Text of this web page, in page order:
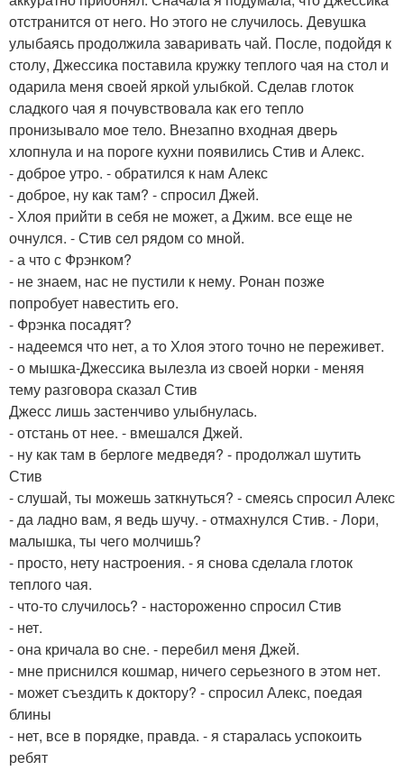
отстранится от него. Но этого не случилось. Девушка
улыбаясь продолжила заваривать чай. После, подойдя к
столу, Джессика поставила кружку теплого чая на стол и
одарила меня своей яркой улыбкой. Сделав глоток
сладкого чая я почувствовала как его тепло
пронизывало мое тело. Внезапно входная дверь
хлопнула и на пороге кухни появились Стив и Алекс.
- доброе утро. - обратился к нам Алекс
- доброе, ну как там? - спросил Джей.
- Хлоя прийти в себя не может, а Джим. все еще не
очнулся. - Стив сел рядом со мной.
- а что с Фрэнком?
- не знаем, нас не пустили к нему. Ронан позже
попробует навестить его.
- Фрэнка посадят?
- надеемся что нет, а то Хлоя этого точно не переживет.
- о мышка-Джессика вылезла из своей норки - меняя
тему разговора сказал Стив
Джесс лишь застенчиво улыбнулась.
- отстань от нее. - вмешался Джей.
- ну как там в берлоге медведя? - продолжал шутить
Стив
- слушай, ты можешь заткнуться? - смеясь спросил Алекс
- да ладно вам, я ведь шучу. - отмахнулся Стив. - Лори,
малышка, ты чего молчишь?
- просто, нету настроения. - я снова сделала глоток
теплого чая.
- что-то случилось? - настороженно спросил Стив
- нет.
- она кричала во сне. - перебил меня Джей.
- мне приснился кошмар, ничего серьезного в этом нет.
- может съездить к доктору? - спросил Алекс, поедая
блины
- нет, все в порядке, правда. - я старалась успокоить
ребят